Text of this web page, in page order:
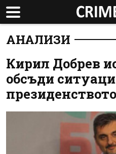
АНАЛИЗИ
Кирил Добрев
обсъди